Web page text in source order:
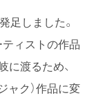
足しました。
ィストの作品
に渡るため、
ャク）作品に変